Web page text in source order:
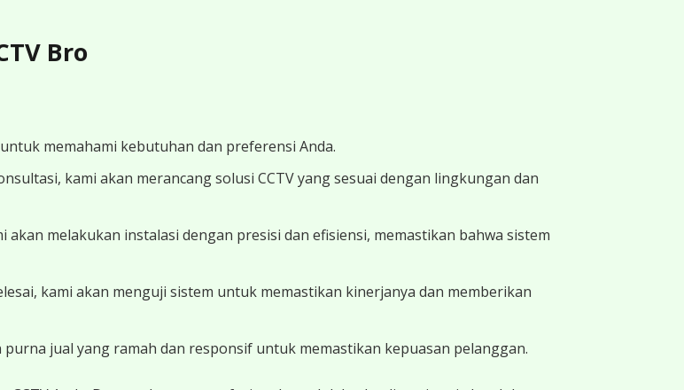
Bro
memahami kebutuhan dan preferensi Anda.
kami akan merancang solusi CCTV yang sesuai dengan lingkungan dan
akan melakukan instalasi dengan presisi dan efisiensi, memastikan bahwa sistem
kami akan menguji sistem untuk memastikan kinerjanya dan memberikan
jual yang ramah dan responsif untuk memastikan kepuasan pelanggan.